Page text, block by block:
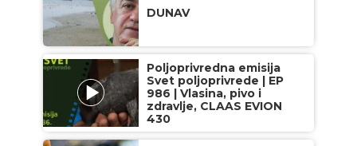
DUNAV
Poljoprivredna emisija
Svet poljoprivrede | EP
986 | Vlasina, pivo i
zdravlje, CLAAS EVION
430